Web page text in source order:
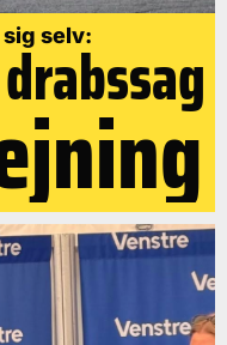
selv: